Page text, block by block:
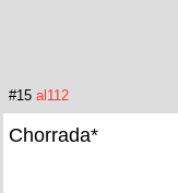
#15 al112
Chorrada*